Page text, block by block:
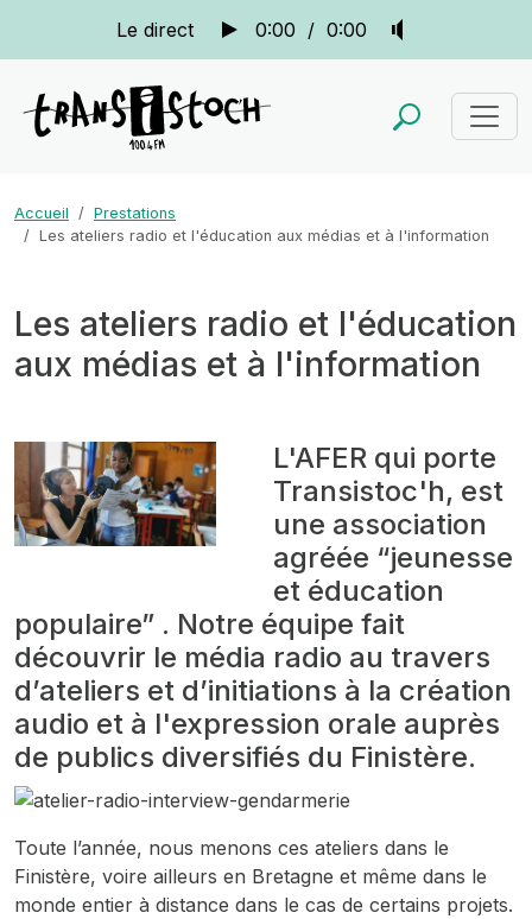
Le direct 0:00 / 0:00
Accueil
Prestations
Les ateliers radio et l'éducation aux médias et à l'information
Les ateliers radio et l'éducation
aux médias et à l'information
L'AFER qui porte
Transistoc'h, est
une association
agréée “jeunesse
et éducation
populaire” . Notre équipe fait
découvrir le média radio au travers
d’ateliers et d’initiations à la création
audio et à l'expression orale auprès
de publics diversifiés du Finistère.
Toute l’année, nous menons ces ateliers dans le
Finistère, voire ailleurs en Bretagne et même dans le
monde entier à distance dans le cas de certains projets.